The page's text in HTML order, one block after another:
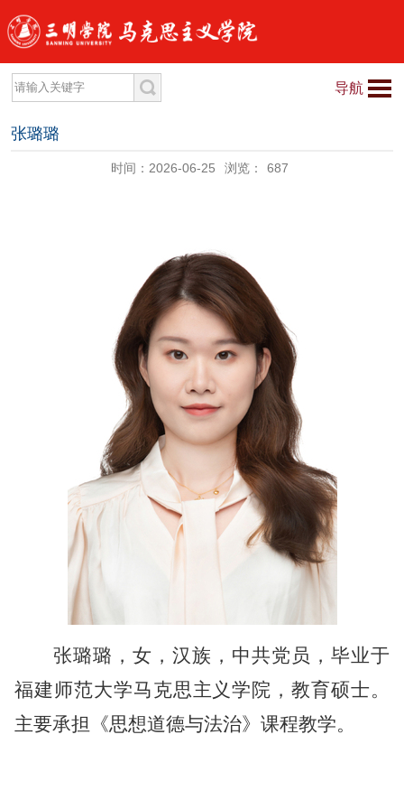
导航
张璐璐
时间：2026-06-25 浏览： 687
张璐璐 ，女，汉族，中共党员，毕业于
福建师范大学马克思主义学院，教育硕士。
主要承担《思想道德与法治》课程教学。